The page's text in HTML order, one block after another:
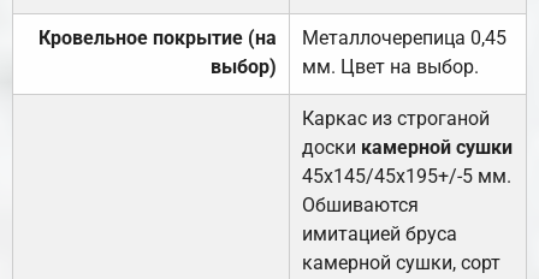
Кровельное покрытие (на
выбор)
Металлочерепица 0,45
мм. Цвет на выбор.
Каркас из строганой
доски камерной сушки
45х145/45х195+/-5 мм.
Обшиваются
имитацией бруса
камерной сушки, сорт